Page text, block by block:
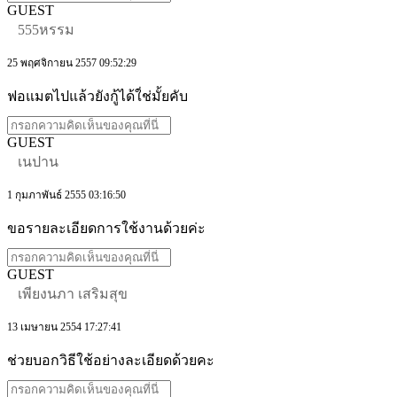
GUEST
555หรรม
25 พฤศจิกายน 2557 09:52:29
ฟอแมตไปแล้วยังกู้ได้ใ่ช่มั้ยคับ
GUEST
เนปาน
1 กุมภาพันธ์ 2555 03:16:50
ขอรายละเอียดการใช้งานด้วยค่ะ
GUEST
เพียงนภา เสริมสุข
13 เมษายน 2554 17:27:41
ช่วยบอกวิธีใช้อย่างละเอียดด้วยคะ